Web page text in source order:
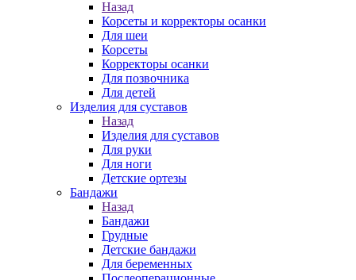
Назад
Корсеты и корректоры осанки
Для шеи
Корсеты
Корректоры осанки
Для позвочника
Для детей
Изделия для суставов
Назад
Изделия для суставов
Для руки
Для ноги
Детские ортезы
Бандажи
Назад
Бандажи
Грудные
Детские бандажи
Для беременных